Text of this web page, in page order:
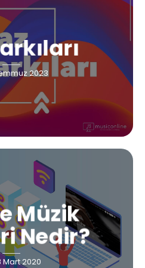
2023
Müzik
Nedir?
Mart 2020